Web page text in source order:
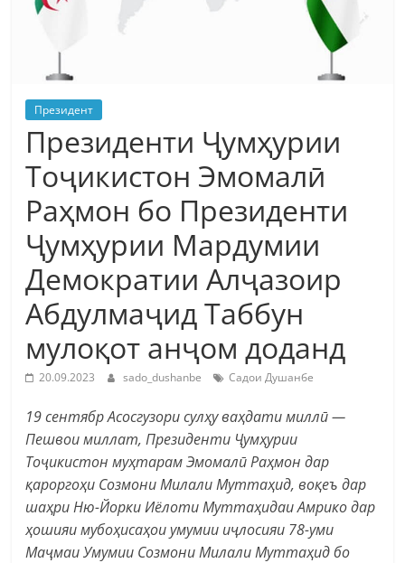
Президент
Президенти Ҷумҳурии
Тоҷикистон Эмомалӣ
Раҳмон бо Президенти
Ҷумҳурии Мардумии
Демократии Алҷазоир
Абдулмаҷид Таббун
мулоқот анҷом доданд
20.09.2023 sado_dushanbe Садои Душанбе
19 сентябр Асосгузори сулҳу ваҳдати миллӣ —
Пешвои миллат, Президенти Ҷумҳурии
Тоҷикистон муҳтарам Эмомалӣ Раҳмон дар
қароргоҳи Созмони Милали Муттаҳид, воқеъ дар
шаҳри Ню-Йорки Иёлоти Муттаҳидаи Амрико дар
ҳошияи мубоҳисаҳои умумии иҷлосияи 78-уми
Маҷмаи Умумии Созмони Милали Муттаҳид бо